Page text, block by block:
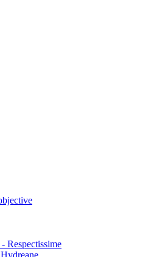
Respectissime